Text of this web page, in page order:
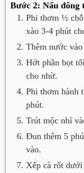
Bước 2: Nấu đông
Phi thơm ½
xào 3-4 phút
Thêm nước
Hớt phần bọt
cho nhừ.
Phi thơm hành
phút.
Trút mộc nhĩ
Đun thêm 5
vào.
Xếp cà rốt dưới